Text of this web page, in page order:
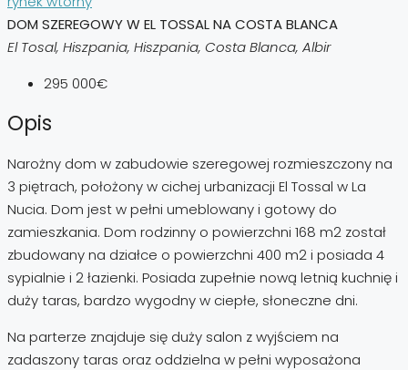
DOM SZEREGOWY W EL TOSSAL NA COSTA BLANCA
El Tosal, Hiszpania, Hiszpania, Costa Blanca, Albir
295 000€
Opis
Narożny dom w zabudowie szeregowej rozmieszczony na
3 piętrach, położony w cichej urbanizacji El Tossal w La
Nucia. Dom jest w pełni umeblowany i gotowy do
zamieszkania. Dom rodzinny o powierzchni 168 m2 został
zbudowany na działce o powierzchni 400 m2 i posiada 4
sypialnie i 2 łazienki. Posiada zupełnie nową letnią kuchnię i
duży taras, bardzo wygodny w ciepłe, słoneczne dni.
Na parterze znajduje się duży salon z wyjściem na
zadaszony taras oraz oddzielna w pełni wyposażona